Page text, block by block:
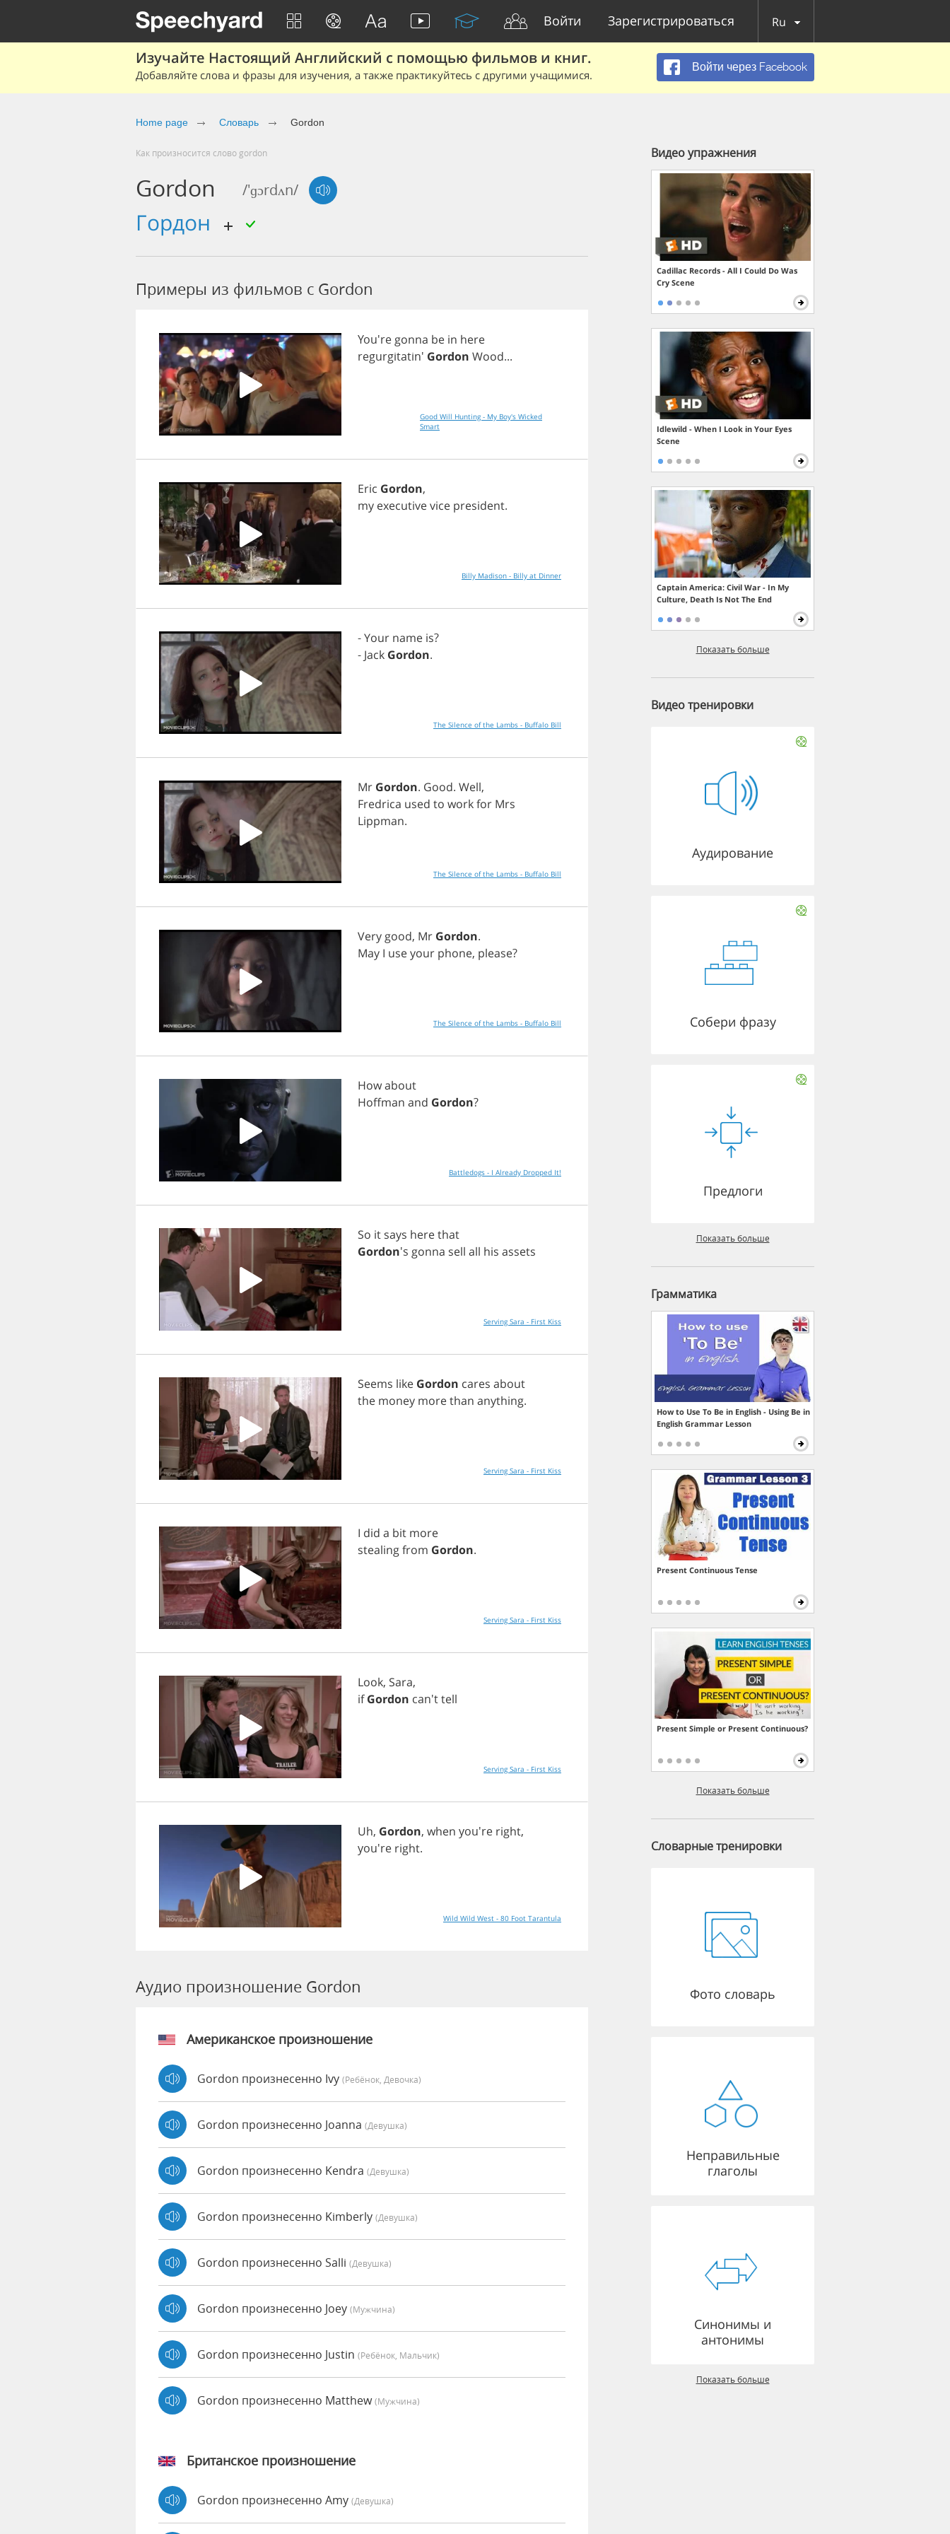
Войти Зарегистрироваться Ru
Изучайте Настоящий Английский с помощью фильмов и книг.
Добавляйте слова и фразы для изучения, а также практикуйтесь с другими учащимися.
Войти через Facebook
Home page Словарь Gordon
Как произносится слово gordon
Gordon /'ɡɔrdʌn/
Гордон
Примеры из фильмов c Gordon
You're gonna be in here
regurgitatin' Gordon Wood...
Good Will Hunting - My Boy's Wicked
Smart
Eric Gordon,
my executivevice president.
Billy Madison - Billy at Dinner
-Your name is?
- Jack Gordon.
The Silence of the Lambs - Buffalo Bill
Mr Gordon. Good. Well,
Fredrica used to workfor Mrs
Lippman.
The Silence of the Lambs - Buffalo Bill
Very good, Mr Gordon.
May I useyour phone, please?
The Silence of the Lambs - Buffalo Bill
Howabout
Hoffman and Gordon?
Battledogs - I Already Dropped It!
So it says herethat
Gordon's gonna sell all his assets
Serving Sara - First Kiss
Seems like Gordon cares about
the money morethan anything.
Serving Sara - First Kiss
I did a bit more
stealingfrom Gordon.
Serving Sara - First Kiss
Look, Sara,
if Gordon can'ttell
Serving Sara - First Kiss
Uh, Gordon, when you're right,
you're right.
Wild Wild West - 80 Foot Tarantula
Аудио произношение Gordon
Американское произношение
Gordon произнесенно Ivy (Ребёнок, Девочка)
Gordon произнесенно Joanna (девушка)
Gordon произнесенно Kendra (девушка)
Gordon произнесенно Kimberly (девушка)
Gordon произнесенно Salli (девушка)
Gordon произнесенно Joey (мужчина)
Gordon произнесенно Justin (Ребёнок, Мальчик)
Gordon произнесенно Matthew(мужчина)
Британское произношение
Gordon произнесенно Amy (девушка)
Видео упражнения
Cadillac Records - All I Could Do Was
Cry Scene
Idlewild - When I Look in Your Eyes
Scene
Captain America: Civil War - In My
Culture, Death Is Not The End
Показать больше
Видео тренировки
Аудирование
Собери фразу
Предлоги
Показать больше
Грамматика
How to Use To Be in English - Using Be in
English Grammar Lesson
Present Continuous Tense
Present Simple or Present Continuous?
Показать больше
Словарные тренировки
Фото словарь
Неправильные
глаголы
Синонимы и
антонимы
Показать больше